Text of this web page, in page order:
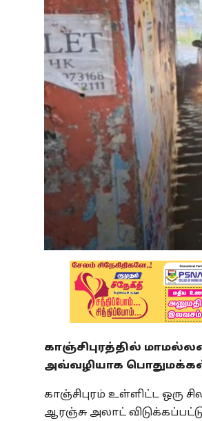
National
Astrology
Spirituality
Weather
Politics
காஞ்சிபுரத்தில்
அவ்வழியாக பொதுமக்கள்
காஞ்சிபுரம் உள்ளிட்ட ஒரு
ஆரஞ்சு அலாட்